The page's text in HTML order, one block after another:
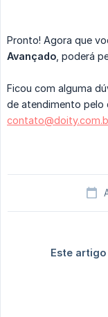
Pronto! Agora que
Avançado , poderá
Ficou com alguma
de atendimento pelo
Este